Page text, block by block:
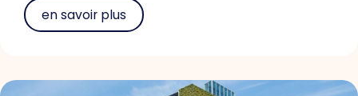
en savoir plus